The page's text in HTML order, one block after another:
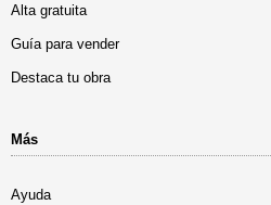
Alta gratuita
Guía para vender
Destaca tu obra
Más
Ayuda